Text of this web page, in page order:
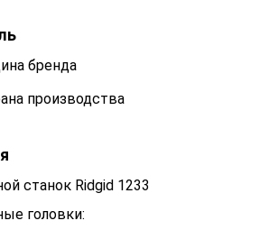
бренда
производства
станок Ridgid 1233
головки: